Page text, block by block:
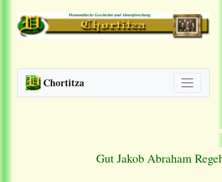
Chortitza
Gut Jakob Abraham